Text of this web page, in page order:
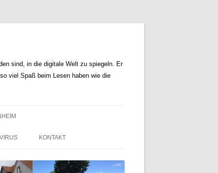
sind, in die digitale Welt zu spiegeln. Er
viel Spaß beim Lesen haben wie die
KONTAKT